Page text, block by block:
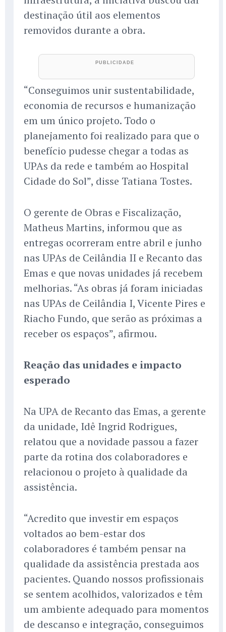
destinação útil aos elementos
removidos durante a obra.
“Conseguimos unir sustentabilidade,
economia de recursos e humanização
em um único projeto. Todo o
planejamento foi realizado para que o
benefício pudesse chegar a todas as
UPAs da rede e também ao Hospital
Cidade do Sol”, disse Tatiana Tostes.
O gerente de Obras e Fiscalização,
Matheus Martins, informou que as
entregas ocorreram entre abril e junho
nas UPAs de Ceilândia II e Recanto das
Emas e que novas unidades já recebem
melhorias. “As obras já foram iniciadas
nas UPAs de Ceilândia I, Vicente Pires e
Riacho Fundo, que serão as próximas a
receber os espaços”, afirmou.
Reação das unidades e impacto
esperado
Na UPA de Recanto das Emas, a gerente
da unidade, Idê Ingrid Rodrigues,
relatou que a novidade passou a fazer
parte da rotina dos colaboradores e
relacionou o projeto à qualidade da
assistência.
“Acredito que investir em espaços
voltados ao bem-estar dos
colaboradores é também pensar na
qualidade da assistência prestada aos
pacientes. Quando nossos profissionais
se sentem acolhidos, valorizados e têm
um ambiente adequado para momentos
de descanso e integração, conseguimos